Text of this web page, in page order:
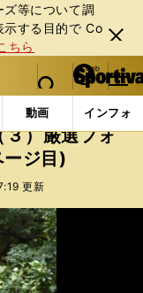
等について調
⽰する⽬的で Co
ちら
閉じ
る
web Sportiva (webスポルティーバ)
検索
マイペ
ー
ジ
メニュ
動画 インフォ
ナスギャラリー レ
）厳選フォ
ジ目)
更新